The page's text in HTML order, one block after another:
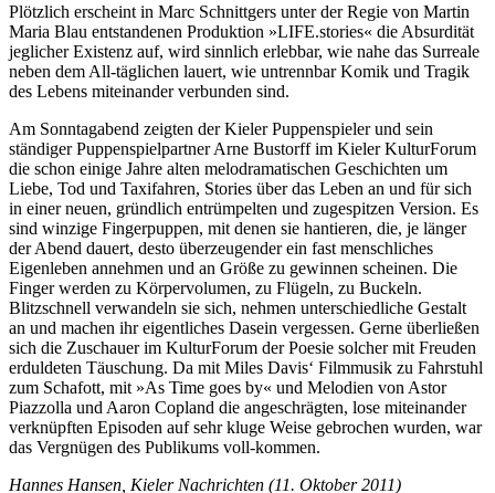
Plötzlich erscheint in Marc Schnittgers unter der Regie von Martin
Maria Blau entstandenen Produktion »LIFE.stories« die Absurdität
jeglicher Existenz auf, wird sinnlich erlebbar, wie nahe das Surreale
neben dem All-täglichen lauert, wie untrennbar Komik und Tragik
des Lebens miteinander verbunden sind.
Am Sonntagabend zeigten der Kieler Puppenspieler und sein
ständiger Puppenspielpartner Arne Bustorff im Kieler KulturForum
die schon einige Jahre alten melodramatischen Geschichten um
Liebe, Tod und Taxifahren, Stories über das Leben an und für sich
in einer neuen, gründlich entrümpelten und zugespitzen Version. Es
sind winzige Fingerpuppen, mit denen sie hantieren, die, je länger
der Abend dauert, desto überzeugender ein fast menschliches
Eigenleben annehmen und an Größe zu gewinnen scheinen. Die
Finger werden zu Körpervolumen, zu Flügeln, zu Buckeln.
Blitzschnell verwandeln sie sich, nehmen unterschiedliche Gestalt
an und machen ihr eigentliches Dasein vergessen. Gerne überließen
sich die Zuschauer im KulturForum der Poesie solcher mit Freuden
erduldeten Täuschung. Da mit Miles Davis‘ Filmmusik zu Fahrstuhl
zum Schafott, mit »As Time goes by« und Melodien von Astor
Piazzolla und Aaron Copland die angeschrägten, lose miteinander
verknüpften Episoden auf sehr kluge Weise gebrochen wurden, war
das Vergnügen des Publikums voll-kommen.
Hannes Hansen, Kieler Nachrichten (11. Oktober 2011)